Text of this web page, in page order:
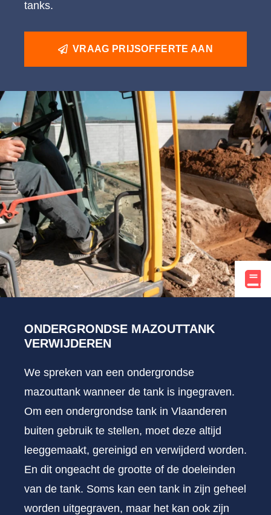
tanks.
VRAAG PRIJSOFFERTE AAN
ONDERGRONDSE MAZOUTTANK
VERWIJDEREN
We spreken van een ondergrondse
mazouttank wanneer de tank is ingegraven.
Om een ondergrondse tank in Vlaanderen
buiten gebruik te stellen, moet deze altijd
leeggemaakt, gereinigd en verwijderd worden.
En dit ongeacht de grootte of de doeleinden
van de tank. Soms kan een tank in zijn geheel
worden uitgegraven, maar het kan ook zijn